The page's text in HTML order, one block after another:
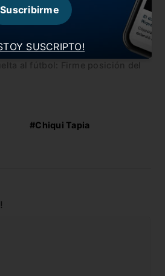
Acuerdo para la vuelta del
al fútbol: Firme posición del
#Chiqui Tapia
SUSCRIPTO!
Suscribirme